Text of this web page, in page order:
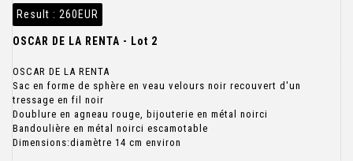
Result : 260EUR
OSCAR DE LA RENTA - Lot 2
OSCAR DE LA RENTA
Sac en forme de sphère en veau velours noir recouvert d'un
tressage en fil noir
Doublure en agneau rouge, bijouterie en métal noirci
Bandoulière en métal noirci escamotable
Dimensions:diamètre 14 cm environ